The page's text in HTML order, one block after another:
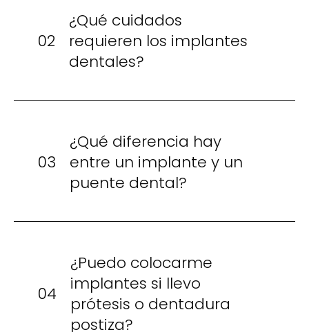
02
¿Qué cuidados
requieren los implantes
dentales?
03
¿Qué diferencia hay
entre un implante y un
puente dental?
04
¿Puedo colocarme
implantes si llevo
prótesis o dentadura
postiza?